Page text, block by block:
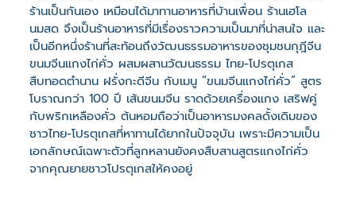
ร้านเป็นกันเอง เหมือนได้มาทานอาหารที่บ้านเพื่อน ร้านเฮโล
นมสด จึงเป็นร้านอาหารที่มีเรื่องราวความเป็นมาที่น่าสนใจ และ
เป็นอีกหนึ่งร้านที่สะท้อนถึงวัฒนธรรมอาหารของชุมชนกุฎีจีน
ขนมจีนแกงไก่คั่ว ผสมผสานวัฒนธรรม ไทย-โปรตุเกส
สืบทอดตำนาน ฝรั่งกะดีจีน กับเมนู “ขนมจีนแกงไก่คั่ว” สูตร
โบราณกว่า 100 ปี เส้นขนมจีน ราดด้วยเครื่องแกง เสริฟคู่
กับพริกเหลืองคั่ว ต้นหอมถือว่าเป็นอาหารมงคลดั้งเดิมของ
ชาวไทย-โปรตุเกสที่หาทานได้ยากในปัจจุบัน เพราะมีความเป็น
เอกลักษณ์เฉพาะตัวที่ลูกหลานยังคงสืบสานสูตรแกงไก่คั่ว
จากคุณยายชาวโปรตุเกสให้คงอยู่